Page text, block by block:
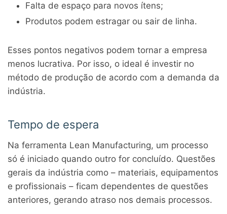
Falta de espaço para novos ítens;
Produtos podem estragar ou sair de linha.
Esses pontos negativos podem tornar a empresa
menos lucrativa. Por isso, o ideal é investir no
método de produção de acordo com a demanda da
indústria.
Tempo de espera
Na ferramenta Lean Manufacturing, um processo
só é iniciado quando outro for concluído. Questões
gerais da indústria como – materiais, equipamentos
e profissionais – ficam dependentes de questões
anteriores, gerando atraso nos demais processos.